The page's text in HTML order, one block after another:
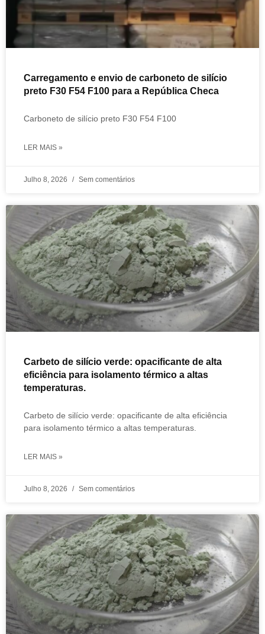
Carregamento e envio de carboneto de silício
preto F30 F54 F100 para a República Checa
Carboneto de silício preto F30 F54 F100
LER MAIS »
Julho 8, 2026 Sem comentários
Carbeto de silício verde: opacificante de alta
eficiência para isolamento térmico a altas
temperaturas.
Carbeto de silício verde: opacificante de alta eficiência
para isolamento térmico a altas temperaturas.
LER MAIS »
Julho 8, 2026 Sem comentários